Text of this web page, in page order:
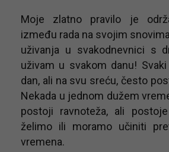
Moje zlatno pravilo je
između rada na svojim
uživanja u svakodnevnici s
uživam u svakom danu!
dan, ali na svu sreću, često
Nekada u jednom dužem
postoji ravnoteža, ali
želimo ili moramo učiniti
vremena.